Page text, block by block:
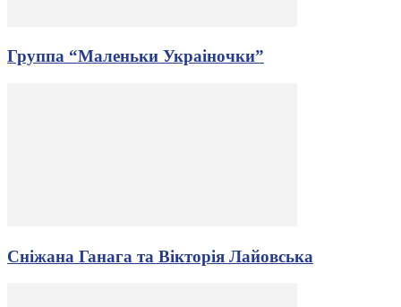
Группа “Маленьки Украіночки”
Сніжана Ганага та Вікторія Лайовська